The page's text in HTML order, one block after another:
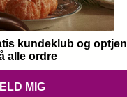
kundeklub og optjen
alle ordre
MIG